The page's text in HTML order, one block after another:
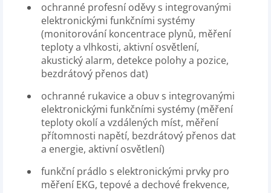
ochranné profesní oděvy s integrovanými
elektronickými funkčními systémy
(monitorování koncentrace plynů, měření
teploty a vlhkosti, aktivní osvětlení,
akustický alarm, detekce polohy a pozice,
bezdrátový přenos dat)
ochranné rukavice a obuv s integrovanými
elektronickými funkčními systémy (měření
teploty okolí a vzdálených míst, měření
přítomnosti napětí, bezdrátový přenos dat
a energie, aktivní osvětlení)
funkční prádlo s elektronickými prvky pro
měření EKG, tepové a dechové frekvence,